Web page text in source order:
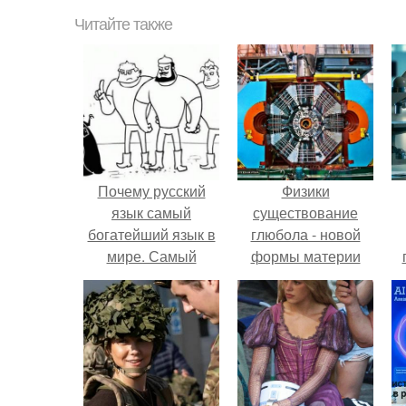
Читайте также
Почему русский
язык самый
богатейший язык в
мире. Самый
лучший и самый
богатый язык в
мире.
Физики
существование
глюбола - новой
формы материи
подтвердили.